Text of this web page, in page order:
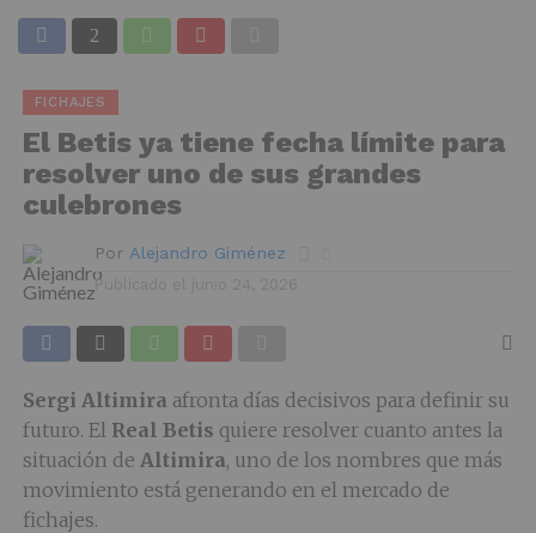
FICHAJES
El Betis ya tiene fecha límite para
resolver uno de sus grandes
culebrones
Por Alejandro Giménez
Publicado el
Sergi Altimira afronta días decisivos para definir su
futuro. El Real Betis quiere resolver cuanto antes la
situación de Altimira, uno de los nombres que más
movimiento está generando en el mercado de
fichajes.